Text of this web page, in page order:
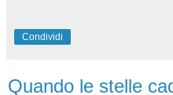
Condividi
Quando le stelle